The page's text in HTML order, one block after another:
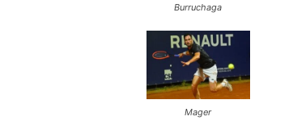
Burruchaga
Mager